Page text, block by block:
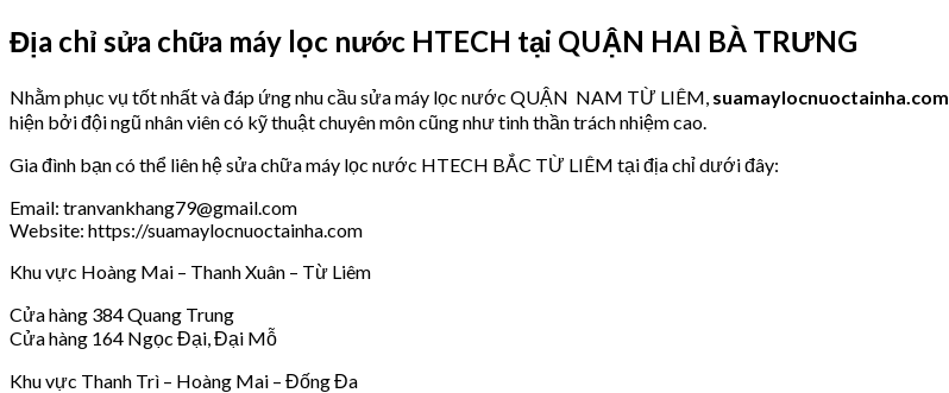
Địa chỉ sửa chữa máy lọc nước HTECH tại QUẬN HAI BÀ TRƯNG
Nhằm phục vụ tốt nhất và đáp ứng nhu cầu sửa máy lọc nước QUẬN NAM TỪ LIÊM, suamaylocnuoctainha.com
hiện bởi đội ngũ nhân viên có kỹ thuật chuyên môn cũng như tinh thần trách nhiệm cao.
Gia đình bạn có thể liên hệ sửa chữa máy lọc nước HTECH BẮC TỪ LIÊM tại địa chỉ dưới đây:
Email: tranvankhang79@gmail.com
Website: https://suamaylocnuoctainha.com
Khu vực Hoàng Mai – Thanh Xuân – Từ Liêm
Cửa hàng 384 Quang Trung
Cửa hàng 164 Ngọc Đại, Đại Mỗ
Khu vực Thanh Trì – Hoàng Mai – Đống Đa